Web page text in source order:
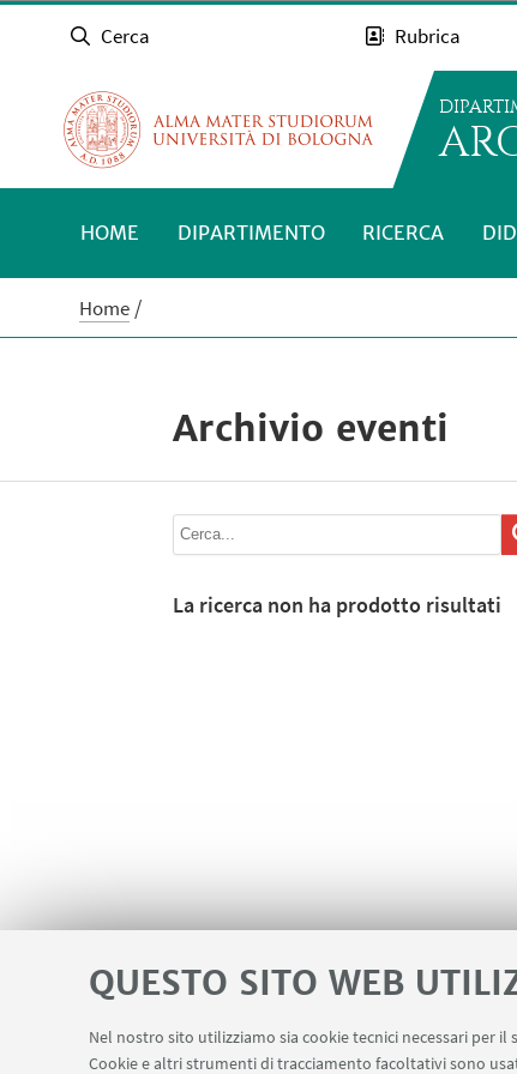
QUESTO SITO WEB
Nel nostro sito utilizziamo sia cookie tecnici necessari per
Cookie e altri strumenti di tracciamento facoltativi sono
Cerca Rubrica
HOME DIPARTIMENTO RICERCA
Home
Archivio eventi
La ricerca non ha prodotto risultati
LINK UTILI Contatti Area riservata